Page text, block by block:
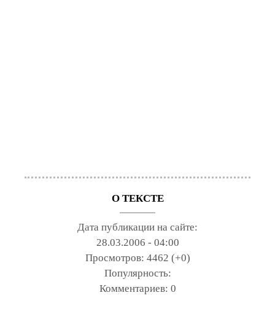
О ТЕКСТЕ
Дата публикации на сайте:
28.03.2006 - 04:00
Просмотров: 4462 (+0)
Популярность:
Комментариев: 0